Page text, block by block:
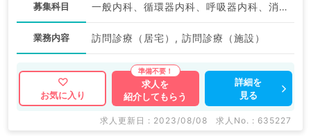
募集科目 一般内科、循環器内科、呼吸器内科、消化器内科、内分泌・代謝内科
業務内容 訪問診療（居宅）, 訪問診療（施設）
お気に入り
求人を
紹介してもらう
詳細を
見る
求人更新日 : 2023/08/08 求人No. : 635227